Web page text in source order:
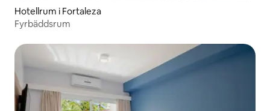
Hotellrum i Fortaleza
Fyrbäddsrum